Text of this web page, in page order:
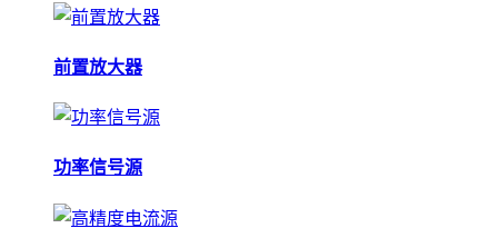
前置放大器
功率信号源